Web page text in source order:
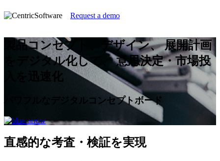
Request a demo
製品コンセプト、デザイン、 展開計画
をデジタル化して、 意思決定・市場投
入を迅速化
パワフルなデジタルコンセプトボード
直感的な考査・検証を実現